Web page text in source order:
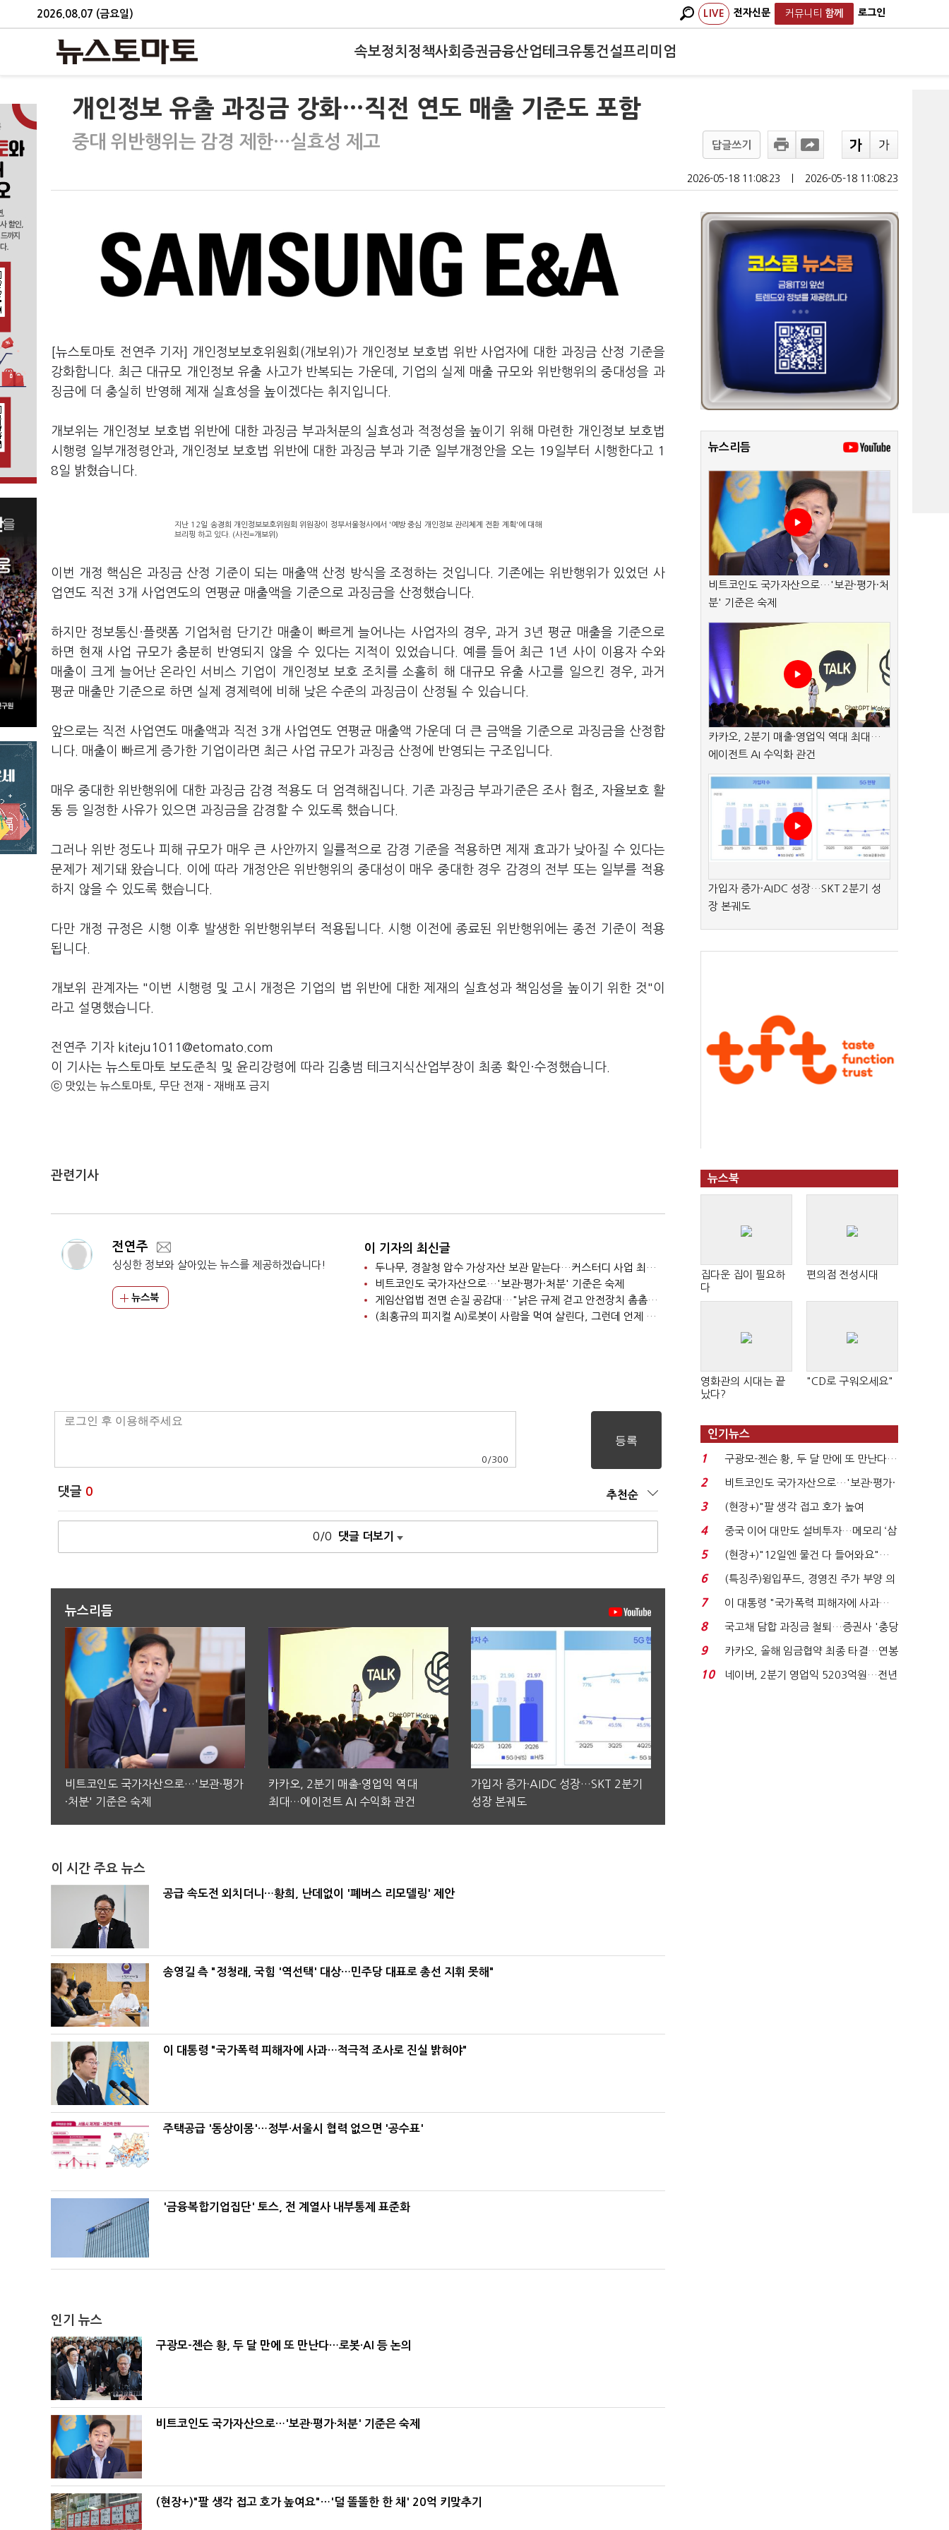
2026.08.07 (금요일) LIVE 전자신문 커뮤니티 함께 로그인
속보정치 정책사회 증권금융산업테크유통건설프리미엄
개인정보 유출 과징금 강화…직전 연도 매출 기준도 포함
중대 위반행위는 감경 제한…실효성 제고 답글쓰기
2026-05-18 11:08:23 2026-05-18 11:08:23
[뉴스토마토 전연주 기자] 개인정보보호위원회(개보위)가 개인정보 보호법 위반 사업자에 대한 과징금 산정 기준을
강화합니다. 최근 대규모 개인정보 유출 사고가 반복되는 가운데, 기업의 실제 매출 규모와 위반행위의 중대성을 과
징금에 더 충실히 반영해 제재 실효성을 높이겠다는 취지입니다.
개보위는 개인정보 보호법 위반에 대한 과징금 부과처분의 실효성과 적정성을 높이기 위해 마련한 개인정보 보호법
시행령 일부개정령안과, 개인정보 보호법 위반에 대한 과징금 부과 기준 일부개정안을 오는 19일부터 시행한다고 1
8일 밝혔습니다.
지난 12일 송경희 개인정보보호위원회 위원장이 정부서울청사에서 '예방 중심 개인정보 관리체계 전환 계획'에 대해
브리핑 하고 있다. (사진=개보위)
이번 개정 핵심은 과징금 산정 기준이 되는 매출액 산정 방식을 조정하는 것입니다. 기존에는 위반행위가 있었던 사
업연도 직전 3개 사업연도의 연평균 매출액을 기준으로 과징금을 산정했습니다.
하지만 정보통신·플랫폼 기업처럼 단기간 매출이 빠르게 늘어나는 사업자의 경우, 과거 3년 평균 매출을 기준으로
하면 현재 사업 규모가 충분히 반영되지 않을 수 있다는 지적이 있었습니다. 예를 들어 최근 1년 사이 이용자 수와
매출이 크게 늘어난 온라인 서비스 기업이 개인정보 보호 조치를 소홀히 해 대규모 유출 사고를 일으킨 경우, 과거
평균 매출만 기준으로 하면 실제 경제력에 비해 낮은 수준의 과징금이 산정될 수 있습니다.
앞으로는 직전 사업연도 매출액과 직전 3개 사업연도 연평균 매출액 가운데 더 큰 금액을 기준으로 과징금을 산정합
니다. 매출이 빠르게 증가한 기업이라면 최근 사업 규모가 과징금 산정에 반영되는 구조입니다.
매우 중대한 위반행위에 대한 과징금 감경 적용도 더 엄격해집니다. 기존 과징금 부과기준은 조사 협조, 자율보호 활
동 등 일정한 사유가 있으면 과징금을 감경할 수 있도록 했습니다.
그러나 위반 정도나 피해 규모가 매우 큰 사안까지 일률적으로 감경 기준을 적용하면 제재 효과가 낮아질 수 있다는
문제가 제기돼 왔습니다. 이에 따라 개정안은 위반행위의 중대성이 매우 중대한 경우 감경의 전부 또는 일부를 적용
하지 않을 수 있도록 했습니다.
다만 개정 규정은 시행 이후 발생한 위반행위부터 적용됩니다. 시행 이전에 종료된 위반행위에는 종전 기준이 적용
됩니다.
개보위 관계자는 "이번 시행령 및 고시 개정은 기업의 법 위반에 대한 제재의 실효성과 책임성을 높이기 위한 것"이
라고 설명했습니다.
전연주 기자 kiteju1011@etomato.com
이 기사는 뉴스토마토 보도준칙 및 윤리강령에 따라 김충범 테크지식산업부장이 최종 확인·수정했습니다.
ⓒ 맛있는 뉴스토마토, 무단 전재 - 재배포 금지
관련기사
전연주
싱싱한 정보와 살아있는 뉴스를 제공하겠습니다!
뉴스북
이 기자의 최신글
두나무, 경찰청 압수 가상자산 보관 맡는다…커스터디 사업 최종 낙찰
비트코인도 국가자산으로…'보관·평가·처분' 기준은 숙제
게임산업법 전면 손질 공감대…"낡은 규제 걷고 안전장치 촘촘히 해야"
(최홍규의 피지컬 AI)로봇이 사람을 먹여 살린다, 그런데 언제 먹여야 할지는 모른다
0 /300
댓글 0 추천순
0/0 댓글 더보기
뉴스리듬
비트코인도 국가자산으로…'보관·평가
·처분' 기준은 숙제
카카오, 2분기 매출·영업익 역대
최대…에이전트 AI 수익화 관건
가입자 증가·AIDC 성장…SKT 2분기
성장 본궤도
이 시간 주요 뉴스
공급 속도전 외치더니…황희, 난데없이 '폐버스 리모델링' 제안
송영길 측 "정청래, 국힘 '역선택' 대상…민주당 대표로 총선 지휘 못해"
이 대통령 "국가폭력 피해자에 사과…적극적 조사로 진실 밝혀야"
주택공급 '동상이몽'…정부·서울시 협력 없으면 '공수표'
'금융복합기업집단' 토스, 전 계열사 내부통제 표준화
인기 뉴스
구광모-젠슨 황, 두 달 만에 또 만난다…로봇·AI 등 논의
비트코인도 국가자산으로…'보관·평가·처분' 기준은 숙제
(현장+)"팔 생각 접고 호가 높여요"…'덜 똘똘한 한 채' 20억 키맞추기
뉴스리듬
비트코인도 국가자산으로…'보관·평가·처
분' 기준은 숙제
카카오, 2분기 매출·영업익 역대 최대…
에이전트 AI 수익화 관건
가입자 증가·AIDC 성장…SKT 2분기 성
장 본궤도
뉴스북
집다운 집이 필요하
다
편의점 전성시대
영화관의 시대는 끝
났다?
"CD로 구워오세요"
인기뉴스
1
구광모-젠슨 황, 두 달 만에 또 만난다…
로봇·AI 등 논...
2
비트코인도 국가자산으로…'보관·평가·
처분' 기준은 ...
3
(현장+)"팔 생각 접고 호가 높여
요"…'덜 똘똘한 한 채' 20...
4
중국 이어 대만도 설비투자…메모리 ‘삼
국전쟁’
5
(현장+)"12일엔 물건 다 들어와요"…
빈 매대 채우며 문 연 ...
6
(특징주)윙입푸드, 경영진 주가 부양 의
지에 상한가...
7
이 대통령 "국가폭력 피해자에 사과…
적극적 조사로 진...
8
국고채 담합 과징금 철퇴…증권사 '충당
금 폭탄' 우려...
9
카카오, 올해 임금협약 최종 타결…연봉
6.3% 인상·격려...
10
네이버, 2분기 영업익 5203억원…전년